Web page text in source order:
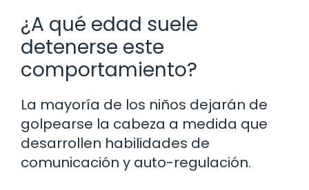
¿A qué edad suele
detenerse este
comportamiento?
La mayoría de los niños dejarán de
golpearse la cabeza a medida que
desarrollen habilidades de
comunicación y auto-regulación.